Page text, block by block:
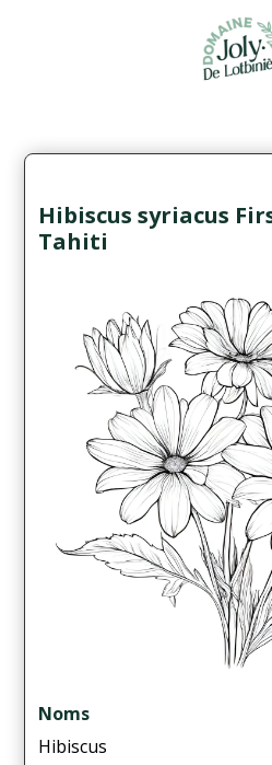
Hibiscus syriacus
Tahiti
Noms
Hibiscus